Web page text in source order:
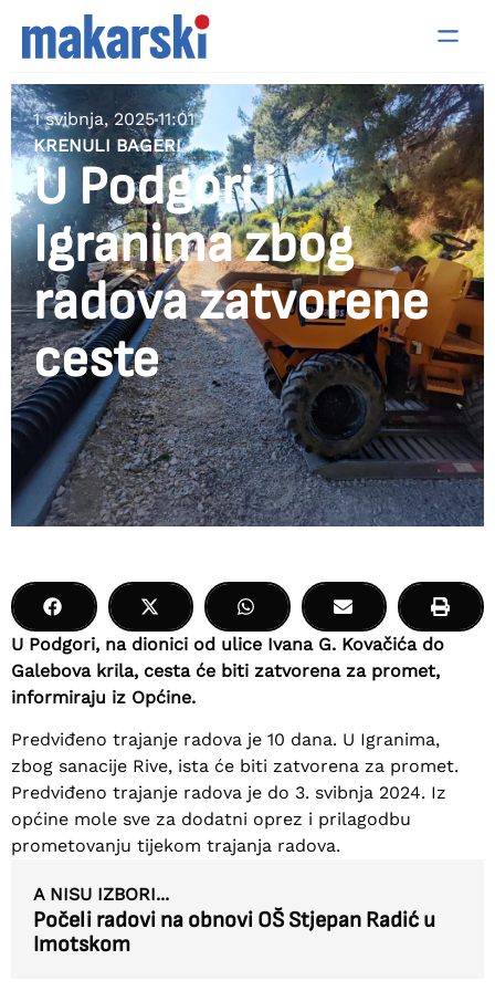
1 svibnja, 202511:01
KRENULI BAGERI
U Podgori i
Igranima zbog
radova zatvorene
ceste
U Podgori, na dionici od ulice Ivana G. Kovačića do
Galebova krila, cesta će biti zatvorena za promet,
informiraju iz Općine.
Predviđeno trajanje radova je 10 dana. U Igranima,
zbog sanacije Rive, ista će biti zatvorena za promet.
Predviđeno trajanje radova je do 3. svibnja 2024. Iz
općine mole sve za dodatni oprez i prilagodbu
prometovanju tijekom trajanja radova.
A NISU IZBORI...
Počeli radovi na obnovi OŠ Stjepan Radić u
Imotskom